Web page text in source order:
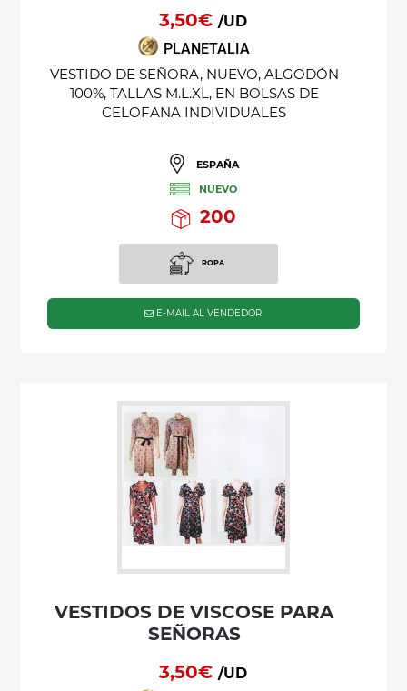
3,50€/UD
PLANETALIA
VESTIDO DE SEÑORA, NUEVO, ALGODÓN
100%, TALLAS M.L.XL, EN BOLSAS DE
CELOFANA INDIVIDUALES
ESPAÑA
NUEVO
200
ROPA
E-MAIL AL VENDEDOR
VESTIDOS DE VISCOSE PARA
SEÑORAS
3,50€/UD